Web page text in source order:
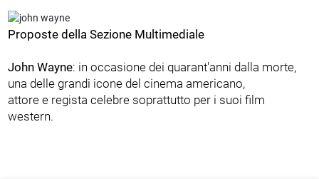
Proposte della Sezione Multimediale
John Wayne: in occasione dei quarant'anni dalla morte,
una delle grandi icone del cinema americano,
attore e regista celebre soprattutto per i suoi film
western.